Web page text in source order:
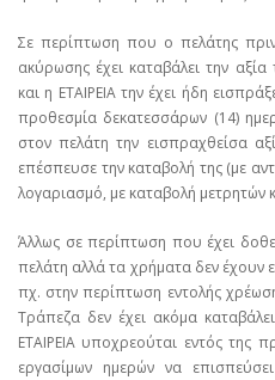
Σε περίπτωση που ο πελάτης
ακύρωσης έχει καταβάλει την αξία
και η ΕΤΑΙΡΕΙΑ την έχει ήδη
προθεσμία δεκατεσσάρων (14)
στον πελάτη την εισπραχθείσα
επέσπευσε την καταβολή της (με
λογαριασμό, με καταβολή μετρητών
Άλλως σε περίπτωση που έχει
πελάτη αλλά τα χρήματα δεν έχουν
πχ. στην περίπτωση εντολής
Τράπεζα δεν έχει ακόμα
ΕΤΑΙΡΕΙΑ υποχρεούται εντός της
εργασίμων ημερών να